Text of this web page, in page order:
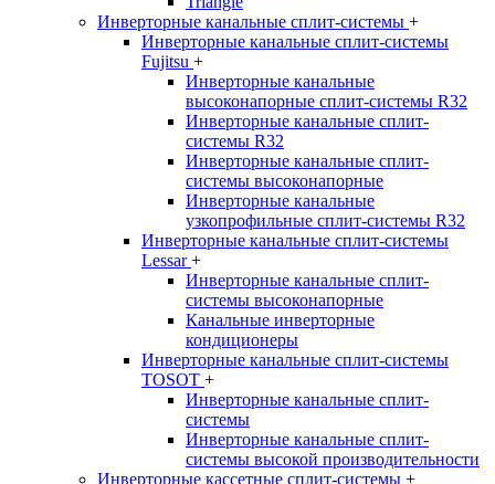
Инверторные канальные сплит-системы +
Инверторные канальные сплит-системы
Fujitsu +
Инверторные канальные
высоконапорные сплит-системы R32
Инверторные канальные сплит-
системы R32
Инверторные канальные сплит-
системы высоконапорные
Инверторные канальные
узкопрофильные сплит-системы R32
Инверторные канальные сплит-системы
Lessar+
Инверторные канальные сплит-
системы высоконапорные
Канальные инверторные
кондиционеры
Инверторные канальные сплит-системы
TOSOT +
Инверторные канальные сплит-
системы
Инверторные канальные сплит-
системы высокой производительности
Инверторные кассетные сплит-системы +